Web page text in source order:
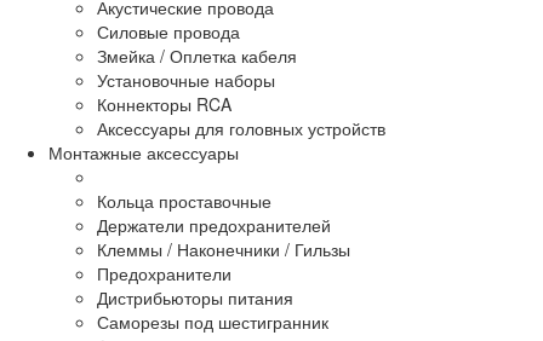
Акустические провода
Силовые провода
Змейка / Оплетка кабеля
Установочные наборы
Коннекторы RCA
Аксессуары для головных устройств
Монтажные аксессуары
Кольца проставочные
Держатели предохранителей
Клеммы / Наконечники / Гильзы
Предохранители
Дистрибьюторы питания
Саморезы под шестигранник